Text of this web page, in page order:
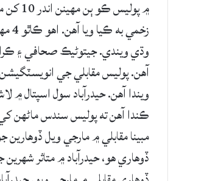
وڌي ويندي. جيتوڻيڪ صحافي ۽
آهن. پوليس مقابلي جي
ويندا آهن. حيدرآباد سول اسپتال ۾
مبينا مقابلي ۾ مارجي ويل
ڏوهاري هو، حيدرآباد ۾ متاثر